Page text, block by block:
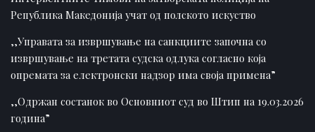
Република Македонија учат од полското искуство
,,Управата за извршување на санкциите започна со
извршување на третата судска одлука согласно која
опремата за електронски надзор има своја примена”
,,Одржан состанок во Основниот суд во Штип на 19.03.2026
година”